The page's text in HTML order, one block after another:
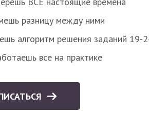
разницу между ними
алгоритм решения заданий 19-
все на практике